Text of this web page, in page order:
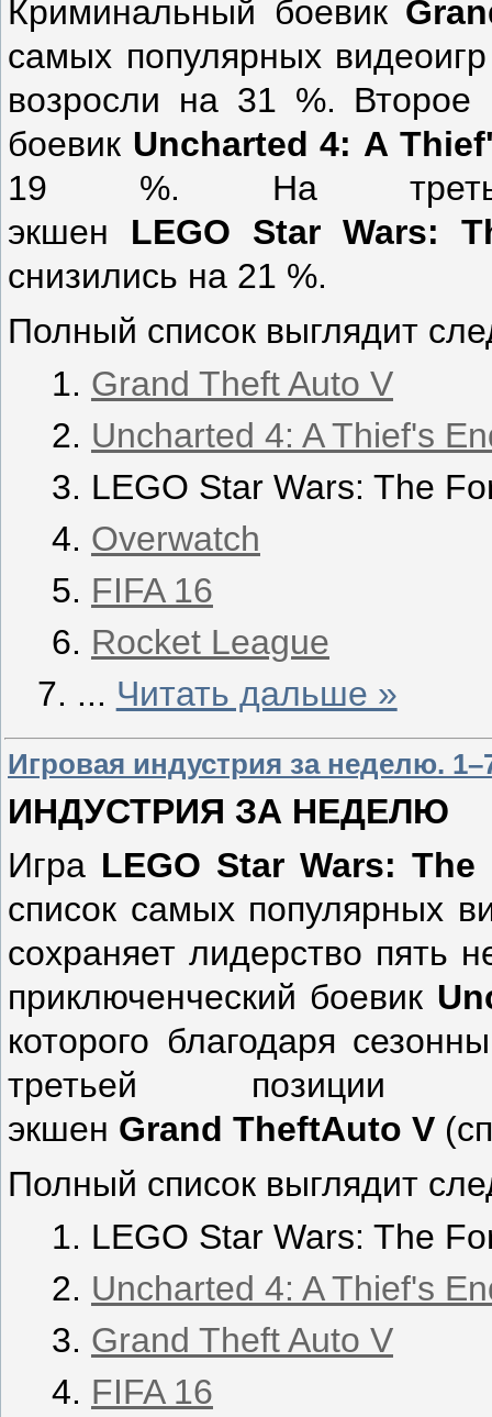
Криминальный боевик
самых популярных
возросли на 31 %. Второе
боевик Uncharted 4: A Thief
19 %. На третьей
экшен LEGO Star Wars:
снизились на 21 %.
Полный список выглядит
Grand Theft Auto V
Uncharted 4: A Thief's
LEGO Star Wars: The
Overwatch
FIFA 16
Rocket League
... Читать дальше »
Игровая индустрия за неделю.
ИНДУСТРИЯ ЗА НЕДЕЛЮ
Игра LEGO Star Wars: The
список самых популярных
сохраняет лидерство пять
приключенческий боевик
которого благодаря
третьей позиции
экшен Grand TheftAuto V
Полный список выглядит
LEGO Star Wars: The
Uncharted 4: A Thief's
Grand Theft Auto V
FIFA 16